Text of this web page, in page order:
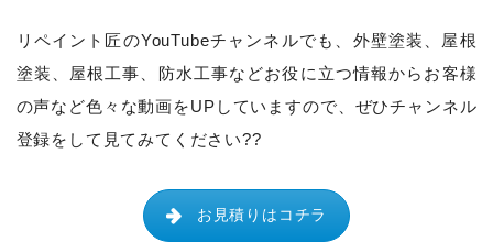
リペイント匠のYouTubeチャンネルでも、 外壁塗装、屋根
塗装、屋根工事、防水工事などお役に立つ情報からお客様
の声など色々な動画をUPしていますので、ぜひチャンネル
登録をして見てみてください??
お見積りはコチラ